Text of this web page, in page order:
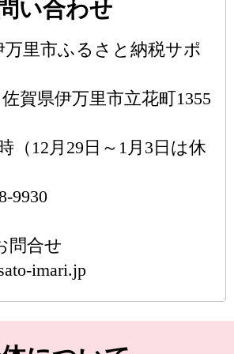
い合わせ
里市ふるさと納税サポ
賀県伊万里市立花町1355
（12月29日～1月3日は休
9930
問合せ
imari.jp